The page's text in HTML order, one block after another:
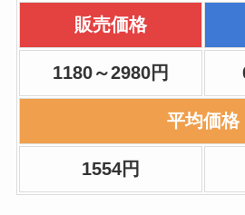
販売価格
1180～2980円
平均価格
1554円